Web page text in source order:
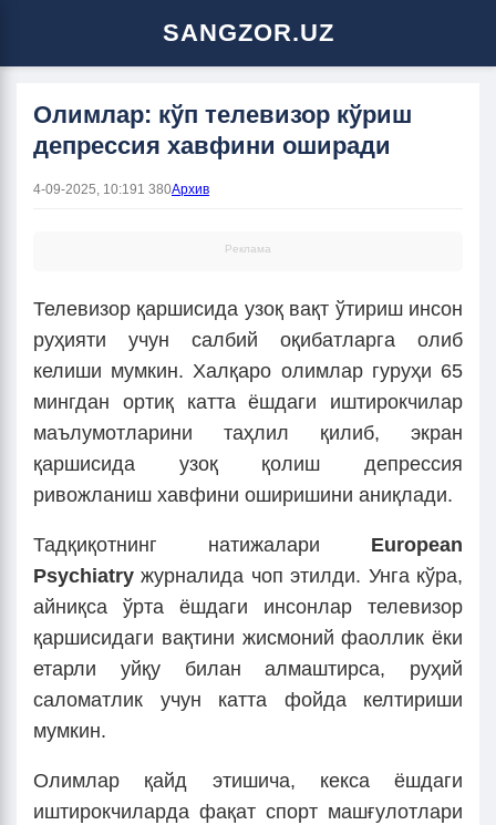
SANGZOR.UZ
Олимлар: кўп телевизор кўриш
депрессия хавфини оширади
4-09-2025, 10:191 380Архив
Реклама
Телевизор қаршисида узоқ вақт ўтириш инсон
руҳияти учун салбий оқибатларга олиб
келиши мумкин. Халқаро олимлар гуруҳи 65
мингдан ортиқ катта ёшдаги иштирокчилар
маълумотларини таҳлил қилиб, экран
қаршисида узоқ қолиш депрессия
ривожланиш хавфини оширишини аниқлади.
Тадқиқотнинг натижалари European
Psychiatry журналида чоп этилди. Унга кўра,
айниқса ўрта ёшдаги инсонлар телевизор
қаршисидаги вақтини жисмоний фаоллик ёки
етарли уйқу билан алмаштирса, руҳий
саломатлик учун катта фойда келтириши
мумкин.
Олимлар қайд этишича, кекса ёшдаги
иштирокчиларда фақат спорт машғулотлари